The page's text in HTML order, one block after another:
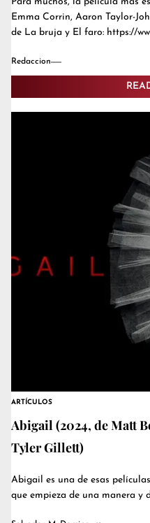
Emma Corrin, Aaron Taylor-
de La bruja y El faro: https://
Redaccion
ARTÍCULOS
Abigail (2024, de Matt
Tyler Gillett)
Abigail es una de esas
que empieza de una manera y